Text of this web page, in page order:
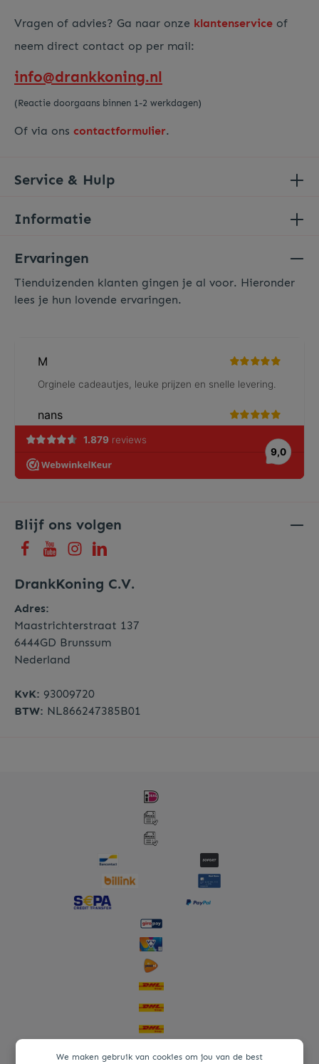
Blijf ons volgen
DrankKoning C.V.
Adres:
Maastrichterstraat 137
6444GD Brunssum
Nederland
KvK: 93009720
BTW: NL866247385B01
Ervaringen
Tienduizenden klanten gingen je al voor. Hieronder
lees je hun lovende ervaringen.
Vragen of advies? Ga naar onze klantenservice of
neem direct contact op per mail:
info@drankkoning.nl
(Reactie doorgaans binnen 1-2 werkdagen)
Of via ons contactformulier.
Service & Hulp
Informatie
We maken gebruik van cookies om jou van de best